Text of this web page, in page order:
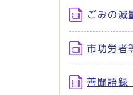
ごみの
市功労
善聞語